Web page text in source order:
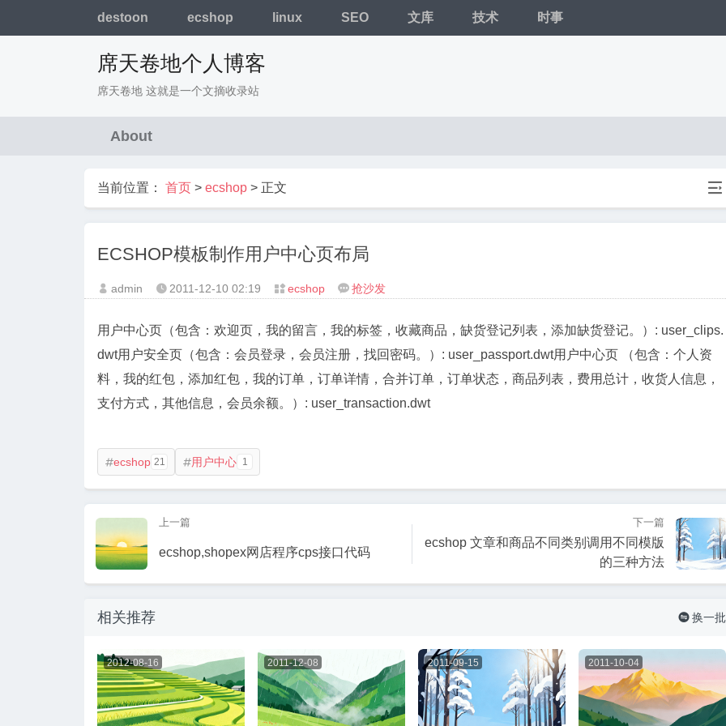
destoon ecshop linux SEO 文库 技术 时事
席天卷地个人博客
席天卷地 这就是一个文摘收录站
About

当前位置： 首页 > ecshop > 正文
ECSHOP模板制作用户中心页布局
 admin  2011-12-10 02:19  ecshop  抢沙发
用户中心页（包含：欢迎页，我的留言，我的标签，收藏商品，缺货登记列表，添加缺货登记。）: user_clips.
dwt用户安全页（包含：会员登录，会员注册，找回密码。）: user_passport.dwt用户中心页 （包含：个人资
料，我的红包，添加红包，我的订单，订单详情，合并订单，订单状态，商品列表，费用总计，收货人信息，
支付方式，其他信息，会员余额。）: user_transaction.dwt
ecshop 21 用户中心 1
上一篇
ecshop,shopex网店程序cps接口代码
下一篇
ecshop 文章和商品不同类别调用不同模版
的三种方法
相关推荐  换一批
2012-08-16 2011-12-08 2011-09-15 2011-10-04